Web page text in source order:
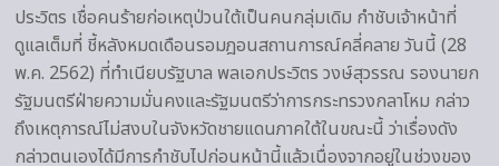
ประวิตร เชื่อคนร้ายก่อเหตุป่วนใต้เป็นคนกลุ่มเดิม กำชับเจ้าหน้าที่
ดูแลเต็มที่ ชี้หลังหมดเดือนรอมฎอนสถานการณ์คลี่คลาย วันนี้ (28
พ.ค. 2562) ที่ทำเนียบรัฐบาล พลเอกประวิตร วงษ์สุวรรณ รองนายก
รัฐมนตรีฝ่ายความมั่นคงและรัฐมนตรีว่าการกระทรวงกลาโหม กล่าว
ถึงเหตุการณ์ไม่สงบในจังหวัดชายแดนภาคใต้ในขณะนี้ ว่าเรื่องดัง
กล่าวตนเองได้มีการกำชับไปก่อนหน้านี้แล้วเนื่องจากอยู่ในช่วงของ